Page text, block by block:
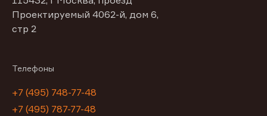
Проектируемый 4062-й, дом 6,
стр 2
Телефоны
+7 (495) 748-77-48
+7 (495) 787-77-48